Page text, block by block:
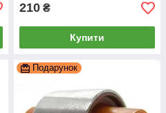
210 ₴
Купити
Подарунок